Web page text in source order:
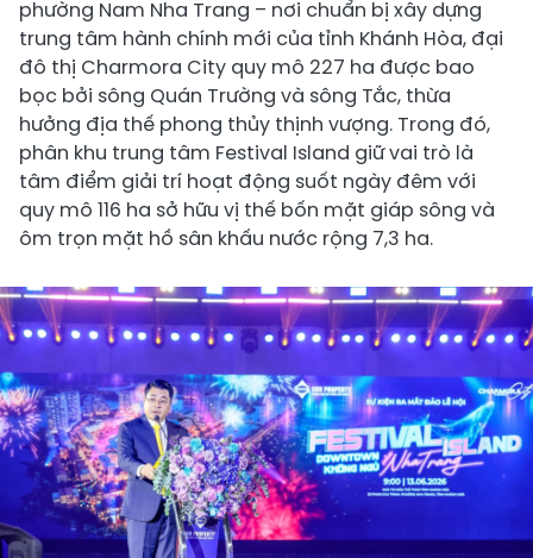
phường Nam Nha Trang – nơi chuẩn bị xây dựng
trung tâm hành chính mới của tỉnh Khánh Hòa, đại
đô thị Charmora City quy mô 227 ha được bao
bọc bởi sông Quán Trường và sông Tắc, thừa
hưởng địa thế phong thủy thịnh vượng. Trong đó,
phân khu trung tâm Festival Island giữ vai trò là
tâm điểm giải trí hoạt động suốt ngày đêm với
quy mô 116 ha sở hữu vị thế bốn mặt giáp sông và
ôm trọn mặt hồ sân khấu nước rộng 7,3 ha.